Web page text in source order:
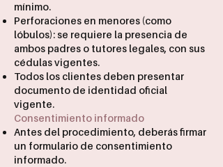
mínimo.
Perforaciones en menores (como
lóbulos): se requiere la presencia de
ambos padres o tutores legales, con sus
cédulas vigentes.
Todos los clientes deben presentar
documento de identidad oficial
vigente.
Consentimiento informado
Antes del procedimiento, deberás firmar
un formulario de consentimiento
informado.